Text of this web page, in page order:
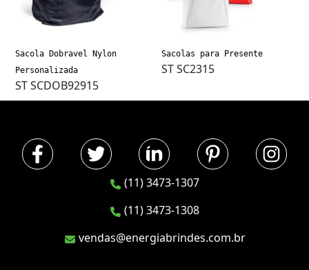
Sacola Dobravel Nylon
Personalizada
ST SCDOB92915
Sacolas para Presente
ST SC2315
(11) 3473-1307
(11) 3473-1308
vendas@energiabrindes.com.br